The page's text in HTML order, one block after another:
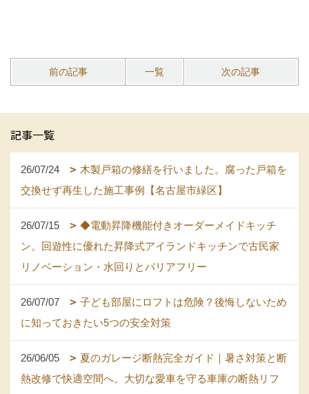
前の記事 一覧 次の記事
記事一覧
26/07/24
木製戸箱の修繕を行いました。腐った戸箱を
交換せず再生した施工事例【名古屋市緑区】
26/07/15
◆電動昇降機能付きオーダーメイドキッチ
ン。回遊性に優れた昇降式アイランドキッチンで古民家
リノベーション・水回りとバリアフリー
26/07/07
子ども部屋にロフトは危険？後悔しないため
に知っておきたい5つの安全対策
26/06/05
夏のガレージ断熱完全ガイド｜暑さ対策と断
熱改修で快適空間へ。大切な愛車を守る車庫の断熱リフ